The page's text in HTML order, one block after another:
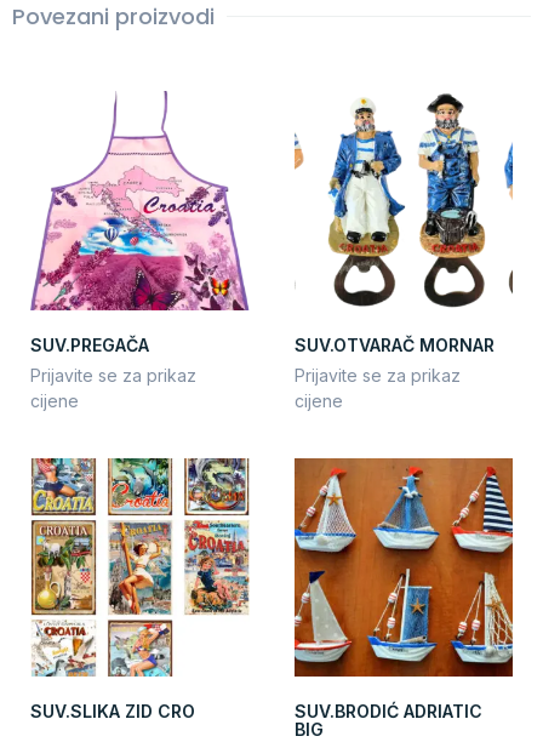
Povezani proizvodi
SUV.PREGAČA
Prijavite se za prikaz
cijene
SUV.OTVARAČ MORNAR
Prijavite se za prikaz
cijene
SUV.SLIKA ZID CRO
SUV.BRODIĆ ADRIATIC
BIG